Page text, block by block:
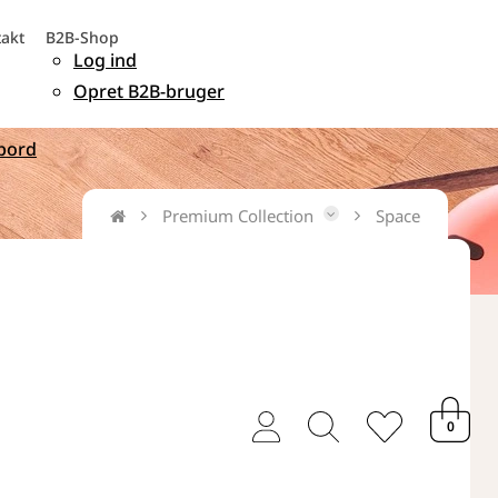
B2B-Shop
Log ind
Opret B2B-bruger
user
magnifyingheart0
Premium Collection Space